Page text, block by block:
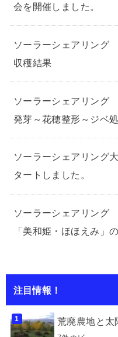
会を開催しました。
ソーラーシェアリン
収穫結果
ソーラーシェアリン
発芽～花穂整形～ジベ
ソーラーシェアリング
タートしました。
ソーラーシェアリン
「美和姫・ほほえみ」
注目情報！
荒廃農地と太